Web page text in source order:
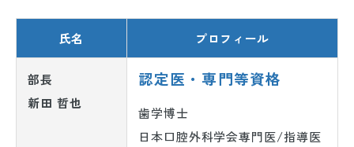
氏名 プロフィール
部長
新田 哲也
認定医・専門等資格
歯学博士
日本口腔外科学会専門医/指導医